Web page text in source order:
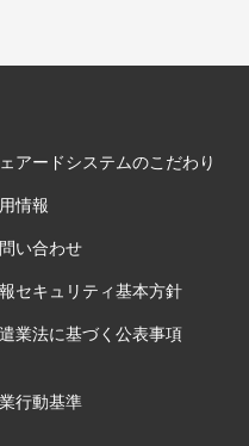
アードシステムのこだわり
情報
い合わせ
セキュリティ基本方針
業法に基づく公表事項
行動基準